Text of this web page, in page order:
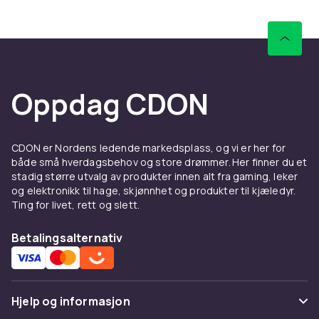
album som betydde mye for deg tidligere.
Musikk handler om identitet og følelser, og her
nåværende topplister.
Kommende utgivelser og
ettertraktede utgaver
Blant kommende utgivelser kan du finne musikk
som snart kommer i hyllene. Det finnes også
Limited Editions, remastrede versjoner og
eksklusive spilledåser for de som ønsker noe
ekstra i samlingen sin. Perfekt for deg som
Oppdag CDON
CDON er Nordens ledende markedsplass, og vi er her for
både små hverdagsbehov og store drømmer. Her finner du et
stadig større utvalg av produkter innen alt fra gaming, leker
og elektronikk til hage, skjønnhet og produkter til kjæledyr.
Ting for livet, rett og slett.
Betalingsalternativ
Hjelp og informasjon